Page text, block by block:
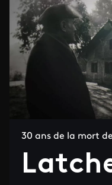
30 ans de la mort